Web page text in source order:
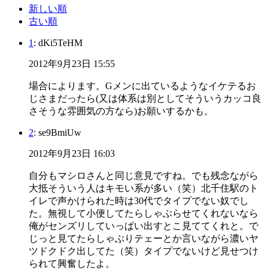
新しい順
古い順
1: dKi5TeHM
2012年9月23日 15:55
場合によります。Gメンに出ているようなイケテるお
じさまだったら(又は体系は別としてそういうカッコ良
さそうな雰囲気の方なら)お願いするかも。
2: se9BmiUw
2012年9月23日 16:03
自分もマシロさんと同じ意見ですね。でも残念ながら
大抵そういう人はキモい系が多い（笑）北千住駅のト
イレで声かけられた時は30代でタイプでない奴でし
た。無視して小便してたらしゃぶらせてくれないなら
俺がセンズリしていっぱい出すとこ見ててくれと。で
じっと見てたらしゃぶりテェーとか言いながら濃いヤ
ツドクドク出してた（笑）タイプでないけど見せつけ
られて興奮したよ。